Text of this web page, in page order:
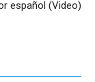
español (Video)